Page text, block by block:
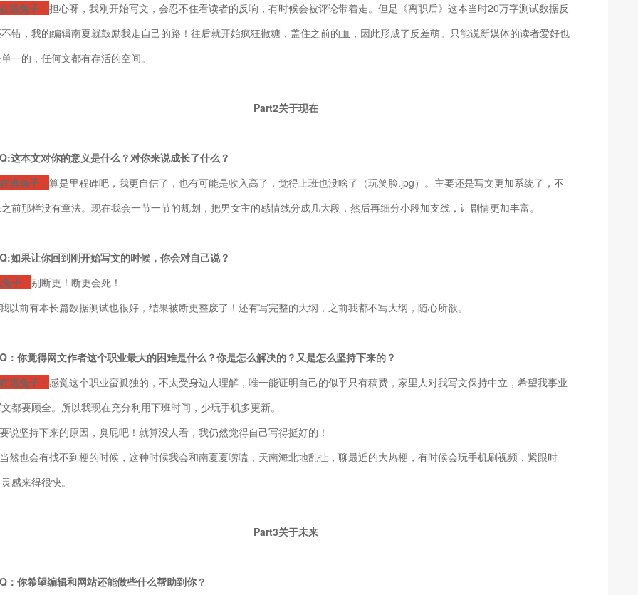
在逃兔子 ： 担心呀，我刚开始写文，会忍不住看读者的反响，有时候会被评论带着走。但是《离职后》这本当时20万字测试数据反
错，我的编辑南夏就鼓励我走自己的路！往后就开始疯狂撒糖，盖住之前的血，因此形成了反差萌。只能说新媒体的读者爱好也
一的，任何文都有存活的空间。
Part2关于现在
Q:这本文对你的意义是什么？对你来说成长了什么？
在逃兔子 ： 算是里程碑吧，我更自信了，也有可能是收入高了，觉得上班也没啥了（玩笑脸.jpg）。主要还是写文更加系统了，不
前那样没有章法。现在我会一节一节的规划，把男女主的感情线分成几大段，然后再细分小段加支线，让剧情更加丰富。
Q:如果让你回到刚开始写文的时候，你会对自己说？
子 ： 别断更！断更会死！
我以前有本长篇数据测试也很好，结果被断更整废了！还有写完整的大纲，之前我都不写大纲，随心所欲。
Q：你觉得网文作者这个职业最大的困难是什么？你是怎么解决的？又是怎么坚持下来的？
在逃兔子 ： 感觉这个职业蛮孤独的，不太受身边人理解，唯一能证明自己的似乎只有稿费，家里人对我写文保持中立，希望我事业
都要顾全。所以我现在充分利用下班时间，少玩手机多更新。
要说坚持下来的原因，臭屁吧！就算没人看，我仍然觉得自己写得挺好的！
当然也会有找不到梗的时候，这种时候我会和南夏夏唠嗑，天南海北地乱扯，聊最近的大热梗，有时候会玩手机刷视频，紧跟时
感来得很快。
Part3关于未来
Q：你希望编辑和网站还能做些什么帮助到你？